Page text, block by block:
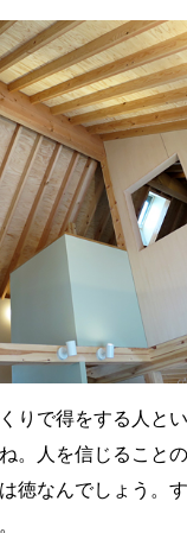
りで得をする人と
。人を信じること
徳なんでしょう。